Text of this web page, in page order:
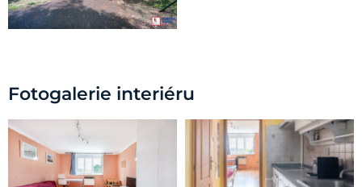
Fotogalerie interiéru